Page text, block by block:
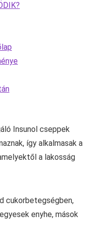
Insunol cseppek
így alkalmasak a
a lakosság
cukorbetegségben,
enyhe, mások